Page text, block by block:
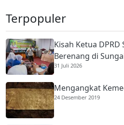
Terpopuler
Kisah Ketua
Berenang di
Membantu
31 Juli 2026
Mengangkat
24 Desember 2019